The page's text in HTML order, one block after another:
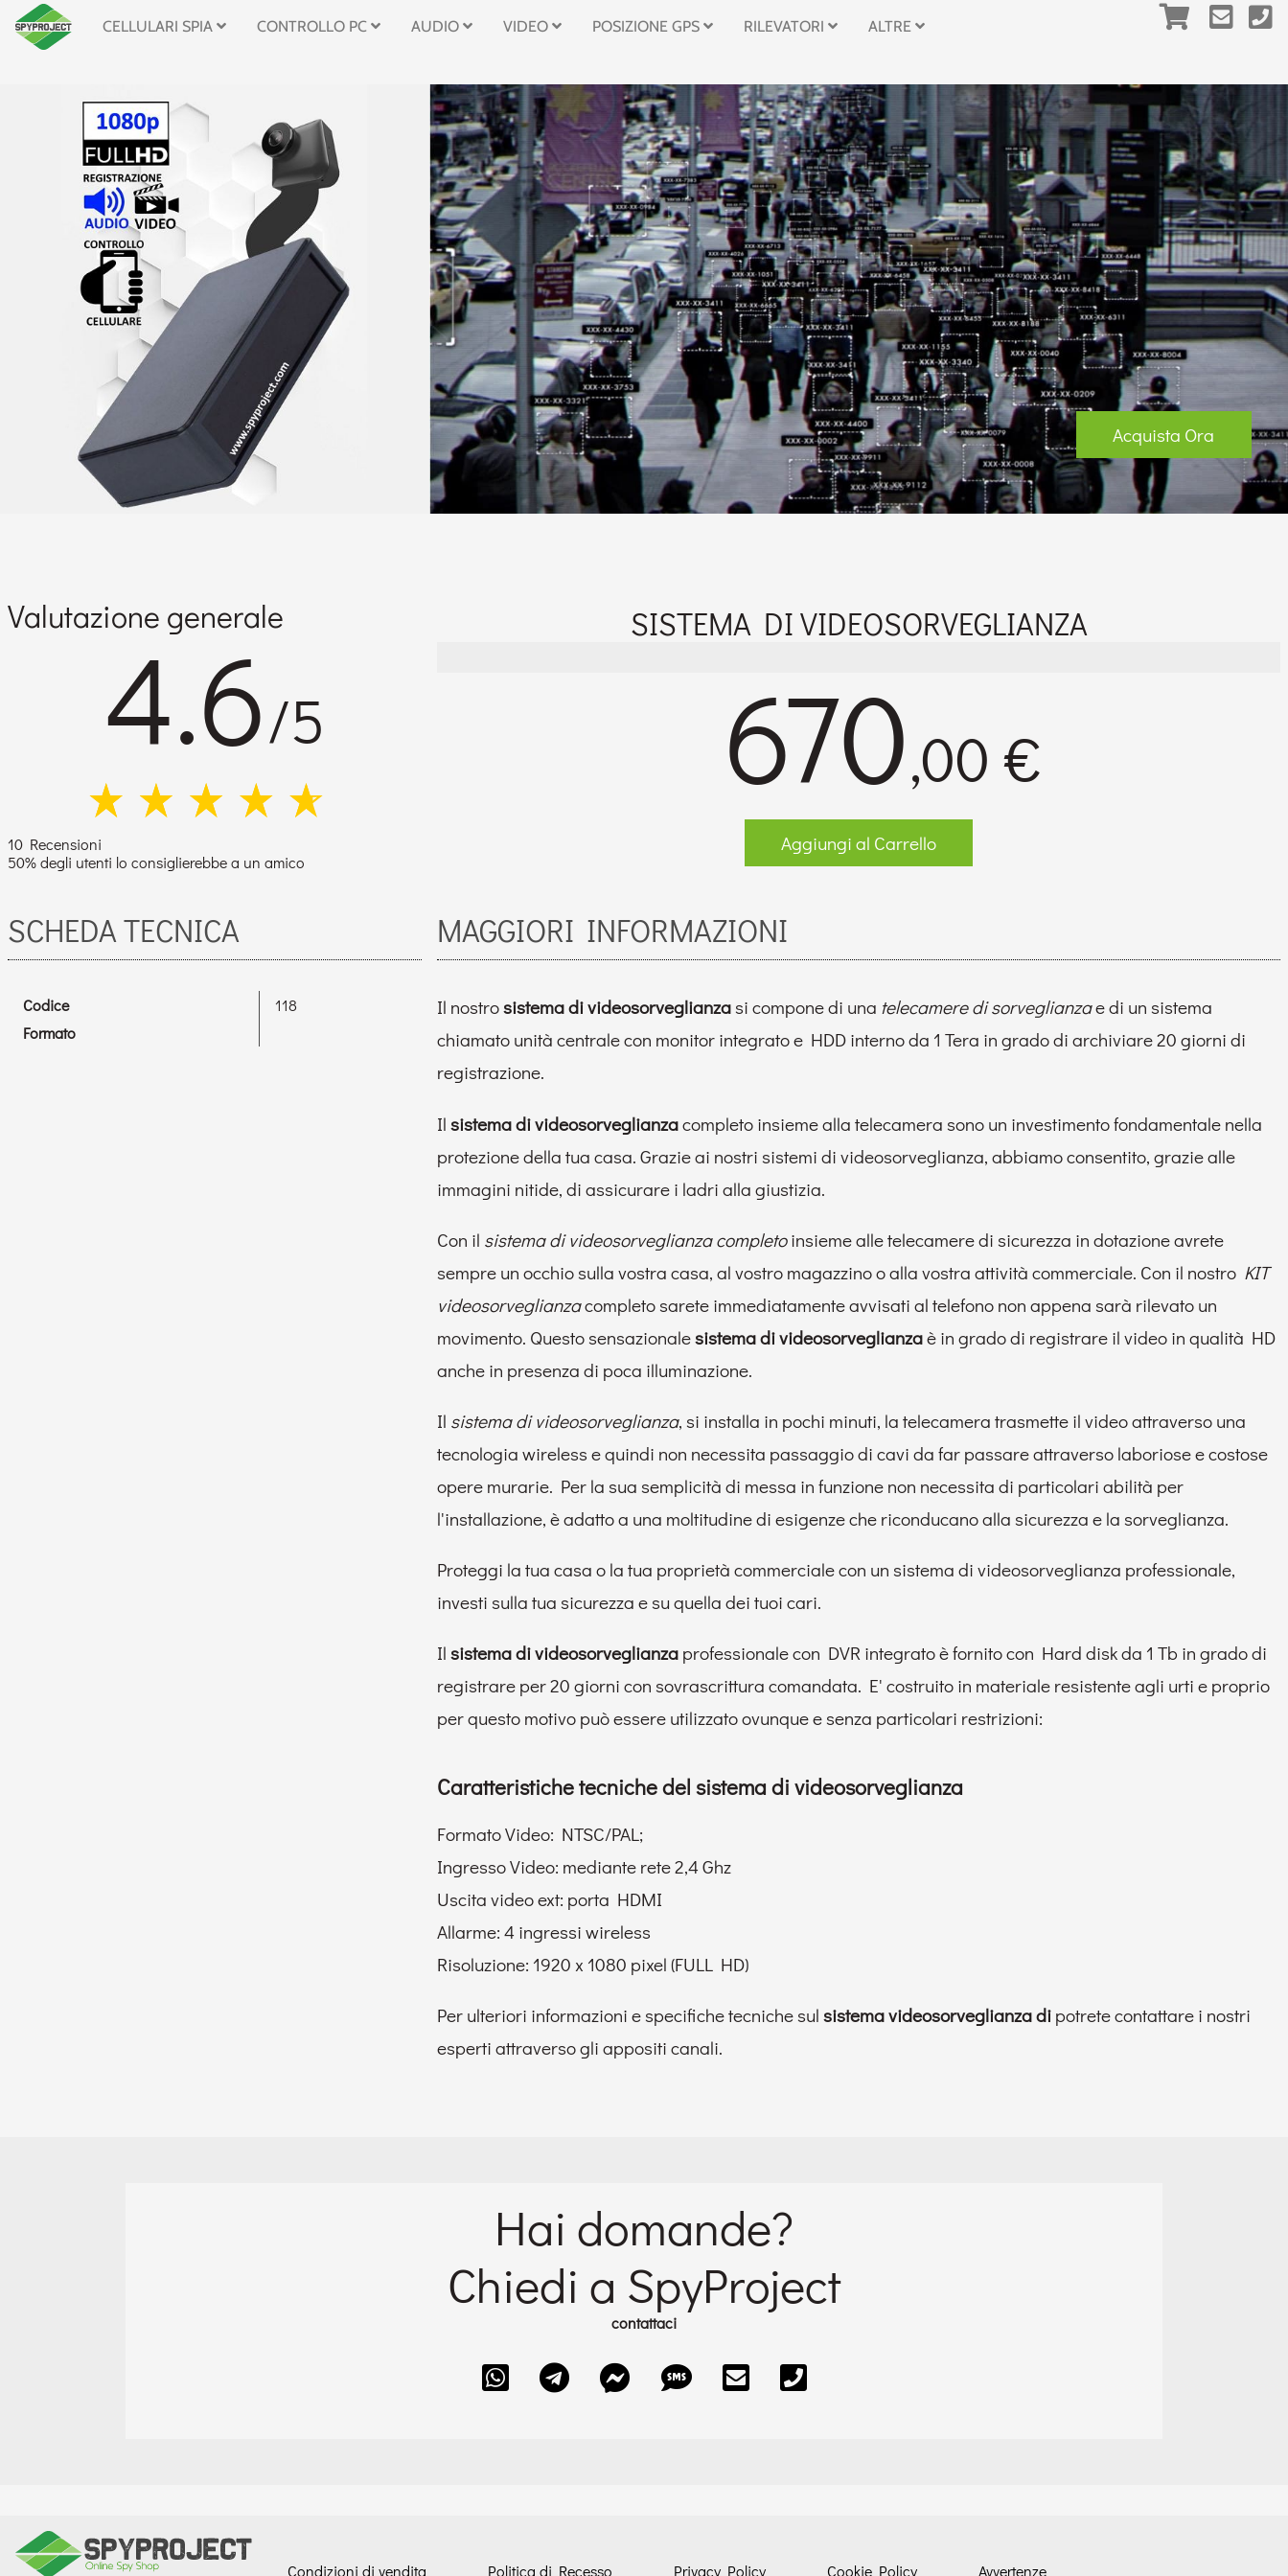
CELLULARI SPIA CONTROLLO PC AUDIO VIDEO POSIZIONE GPS RILEVATORI ALTRE
Acquista Ora
SISTEMA DI VIDEOSORVEGLIANZA
670,00 €
Aggiungi al Carrello
Valutazione generale
4.6/5
10 Recensioni
50% degli utenti lo consiglierebbe a un amico
MAGGIORI INFORMAZIONI
Il nostrosistema di videosorveglianza si compone di una telecamere di sorveglianzae di un sistema
chiamato unità centrale con monitor integrato e HDD interno da 1 Tera in grado di archiviare 20 giorni di
registrazione.
Ilsistema di videosorveglianzacompleto insieme alla telecamera sono un investimento fondamentale nella
protezione della tua casa. Grazie ai nostri sistemi di videosorveglianza, abbiamo consentito, grazie alle
immagini nitide, di assicurare i ladri alla giustizia.
Con il sistema di videosorveglianza completoinsieme alle telecamere di sicurezza in dotazione avrete
sempre un occhio sulla vostra casa, al vostro magazzino o alla vostra attività commerciale. Con il nostro KIT
videosorveglianzacompleto sarete immediatamente avvisati al telefono non appena sarà rilevato un
movimento. Questo sensazionalesistema di videosorveglianzaè in grado di registrare il video in qualità HD
anche in presenza di poca illuminazione.
Il sistema di videosorveglianza, si installa in pochi minuti, la telecamera trasmette il video attraverso una
tecnologia wireless e quindi non necessita passaggio di cavi da far passare attraverso laboriose e costose
opere murarie. Per la sua semplicità di messa in funzione non necessita di particolari abilità per
l'installazione, è adatto a una moltitudine di esigenze che riconducano alla sicurezza e la sorveglianza.
Proteggi la tua casa o la tua proprietà commerciale con un sistema di videosorveglianza professionale,
investi sulla tua sicurezza e su quella dei tuoi cari.
Ilsistema di videosorveglianza professionale con DVR integrato è fornito con Hard disk da 1 Tb in grado di
registrare per 20 giorni con sovrascrittura comandata. E' costruito in materiale resistente agli urti e proprio
per questo motivo può essere utilizzato ovunque e senza particolari restrizioni:
Caratteristiche tecniche del sistema di videosorveglianza
Formato Video: NTSC/PAL;
Ingresso Video: mediante rete 2,4 Ghz
Uscita video ext: porta HDMI
Allarme: 4 ingressi wireless
Risoluzione: 1920 x 1080 pixel (FULL HD)
Per ulteriori informazioni e specifiche tecniche sulsistema videosorveglianza di potrete contattare i nostri
esperti attraverso gli appositi canali.
SCHEDA TECNICA
Codice
118
Formato
Hai domande?
Chiedi a SpyProject
contattaci
Condizioni di vendita Politica di Recesso Privacy Policy Cookie Policy Avvertenze